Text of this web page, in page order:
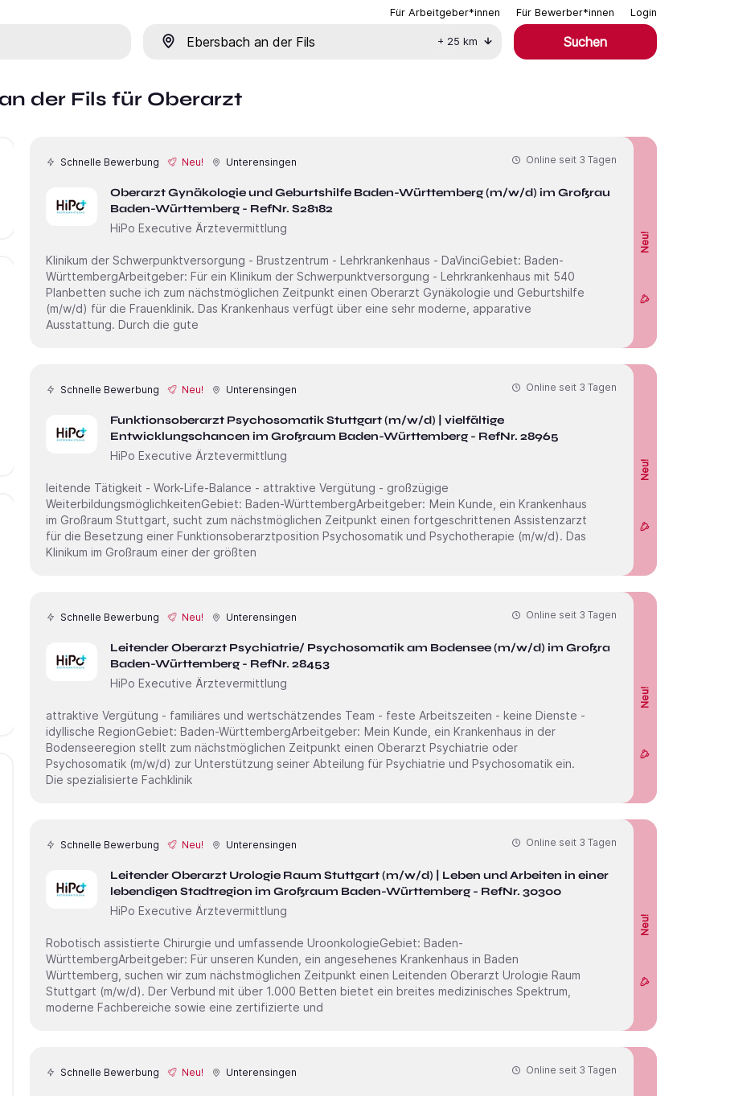
Für Arbeitgeber*innen Für Bewerber*innen Login
+ 25 km Suchen
der Fils für Oberarzt
Schnelle Bewerbung Neu! Unterensingen
Oberarzt Gynäkologie und Geburtshilfe Baden-Württemberg (m/w/d) im Großraum
Baden-Württemberg - RefNr. S28182
HiPo Executive Ärztevermittlung
Neu!
Online seit 3 Tagen
Klinikum der Schwerpunktversorgung - Brustzentrum - Lehrkrankenhaus - DaVinciGebiet: Baden-
WürttembergArbeitgeber: Für ein Klinikum der Schwerpunktversorgung - Lehrkrankenhaus mit 540
Planbetten suche ich zum nächstmöglichen Zeitpunkt einen Oberarzt Gynäkologie und Geburtshilfe
(m/w/d) für die Frauenklinik. Das Krankenhaus verfügt über eine sehr moderne, apparative
Ausstattung. Durch die gute
Schnelle Bewerbung Neu! Unterensingen
Funktionsoberarzt Psychosomatik Stuttgart (m/w/d) | vielfältige
Entwicklungschancen im Großraum Baden-Württemberg - RefNr. 28965
HiPo Executive Ärztevermittlung
Neu!
Online seit 3 Tagen
leitende Tätigkeit - Work-Life-Balance - attraktive Vergütung - großzügige
WeiterbildungsmöglichkeitenGebiet: Baden-WürttembergArbeitgeber: Mein Kunde, ein Krankenhaus
im Großraum Stuttgart, sucht zum nächstmöglichen Zeitpunkt einen fortgeschrittenen Assistenzarzt
für die Besetzung einer Funktionsoberarztposition Psychosomatik und Psychotherapie (m/w/d). Das
Klinikum im Großraum einer der größten
Schnelle Bewerbung Neu! Unterensingen
Leitender Oberarzt Psychiatrie/ Psychosomatik am Bodensee (m/w/d) im Großraum
Baden-Württemberg - RefNr. 28453
HiPo Executive Ärztevermittlung
Neu!
Online seit 3 Tagen
attraktive Vergütung - familiäres und wertschätzendes Team - feste Arbeitszeiten - keine Dienste -
idyllische RegionGebiet: Baden-WürttembergArbeitgeber: Mein Kunde, ein Krankenhaus in der
Bodenseeregion stellt zum nächstmöglichen Zeitpunkt einen Oberarzt Psychiatrie oder
Psychosomatik (m/w/d) zur Unterstützung seiner Abteilung für Psychiatrie und Psychosomatik ein.
Die spezialisierte Fachklinik
Schnelle Bewerbung Neu! Unterensingen
Leitender Oberarzt Urologie Raum Stuttgart (m/w/d) | Leben und Arbeiten in einer
lebendigen Stadtregion im Großraum Baden-Württemberg - RefNr. 30300
HiPo Executive Ärztevermittlung
Neu!
Online seit 3 Tagen
Robotisch assistierte Chirurgie und umfassende UroonkologieGebiet: Baden-
WürttembergArbeitgeber: Für unseren Kunden, ein angesehenes Krankenhaus in Baden
Württemberg, suchen wir zum nächstmöglichen Zeitpunkt einen Leitenden Oberarzt Urologie Raum
Stuttgart (m/w/d). Der Verbund mit über 1.000 Betten bietet ein breites medizinisches Spektrum,
moderne Fachbereiche sowie eine zertifizierte und
Schnelle Bewerbung Neu! Unterensingen Online seit 3 Tagen